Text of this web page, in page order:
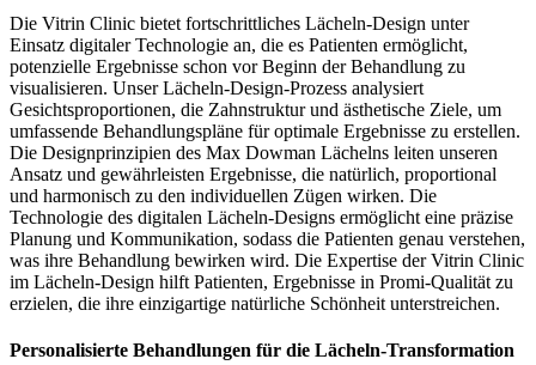
Die Vitrin Clinic bietet fortschrittliches Lächeln-Design unter
Einsatz digitaler Technologie an, die es Patienten ermöglicht,
potenzielle Ergebnisse schon vor Beginn der Behandlung zu
visualisieren. Unser Lächeln-Design-Prozess analysiert
Gesichtsproportionen, die Zahnstruktur und ästhetische Ziele, um
umfassende Behandlungspläne für optimale Ergebnisse zu erstellen.
Die Designprinzipien des Max Dowman Lächelns leiten unseren
Ansatz und gewährleisten Ergebnisse, die natürlich, proportional
und harmonisch zu den individuellen Zügen wirken. Die
Technologie des digitalen Lächeln-Designs ermöglicht eine präzise
Planung und Kommunikation, sodass die Patienten genau verstehen,
was ihre Behandlung bewirken wird. Die Expertise der Vitrin Clinic
im Lächeln-Design hilft Patienten, Ergebnisse in Promi-Qualität zu
erzielen, die ihre einzigartige natürliche Schönheit unterstreichen.
Personalisierte Behandlungen für die Lächeln-Transformation